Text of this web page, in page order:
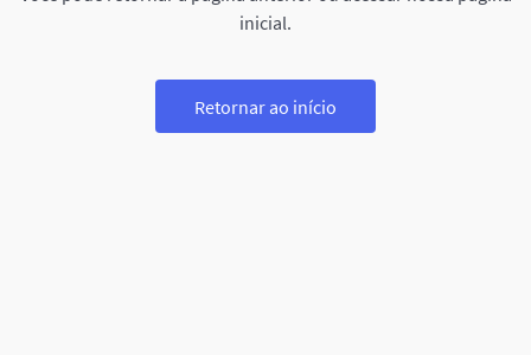
inicial.
Retornar ao início